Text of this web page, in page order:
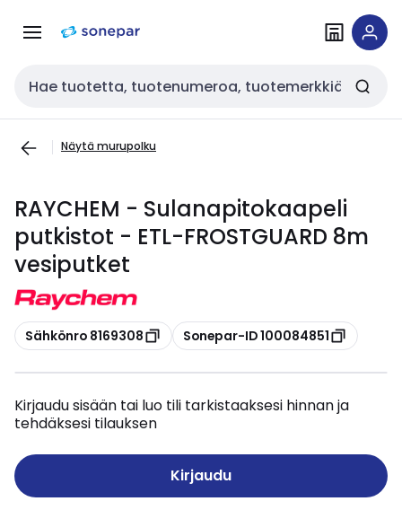
navigointiinsisältöön
Haku
Näytä murupolku
RAYCHEM - Sulanapitokaapeli
putkistot - ETL-FROSTGUARD 8m
vesiputket
Kopioi
Sähkönro 8169308 Kopioi
Sonepar-ID 100084851
Kirjaudu sisään tai luo tili tarkistaaksesi hinnan ja
tehdäksesi tilauksen
Kirjaudu